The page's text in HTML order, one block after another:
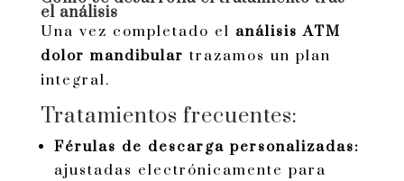
el análisis
Una vez completado el análisis ATM
dolor mandibular trazamos un plan
integral.
Tratamientos frecuentes:
Férulas de descarga personalizadas:
ajustadas electrónicamente para